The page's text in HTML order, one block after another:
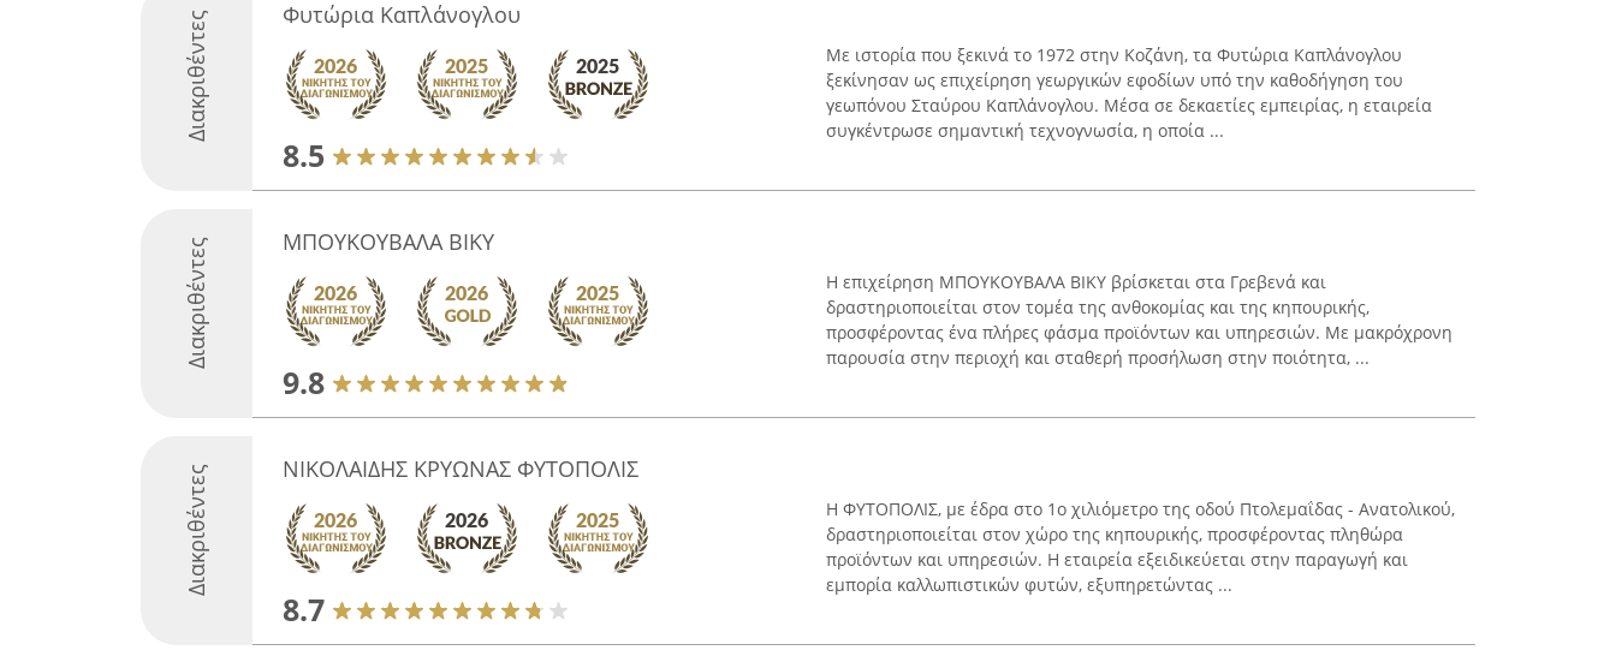
Διακριθέντες Φυτώρια Καπλάνογλου
8.5
Με ιστορία που ξεκινά το 1972 στην Κοζάνη, τα Φυτώρια Καπλάνογλου
ξεκίνησαν ως επιχείρηση γεωργικών εφοδίων υπό την καθοδήγηση του
γεωπόνου Σταύρου Καπλάνογλου. Μέσα σε δεκαετίες εμπειρίας, η εταιρεία
συγκέντρωσε σημαντική τεχνογνωσία, η οποία ...
Διακριθέντες ΜΠΟΥΚΟΥΒΑΛΑ ΒΙΚΥ
9.8
Η επιχείρηση ΜΠΟΥΚΟΥΒΑΛΑ ΒΙΚΥ βρίσκεται στα Γρεβενά και
δραστηριοποιείται στον τομέα της ανθοκομίας και της κηπουρικής,
προσφέροντας ένα πλήρες φάσμα προϊόντων και υπηρεσιών. Με μακρόχρονη
παρουσία στην περιοχή και σταθερή προσήλωση στην ποιότητα, ...
Διακριθέντες ΝΙΚΟΛΑΙΔΗΣ ΚΡΥΩΝΑΣ ΦΥΤΟΠΟΛΙΣ
8.7
Η ΦΥΤΟΠΟΛΙΣ, με έδρα στο 1ο χιλιόμετρο της οδού Πτολεμαΐδας - Ανατολικού,
δραστηριοποιείται στον χώρο της κηπουρικής, προσφέροντας πληθώρα
προϊόντων και υπηρεσιών. Η εταιρεία εξειδικεύεται στην παραγωγή και
εμπορία καλλωπιστικών φυτών, εξυπηρετώντας ...